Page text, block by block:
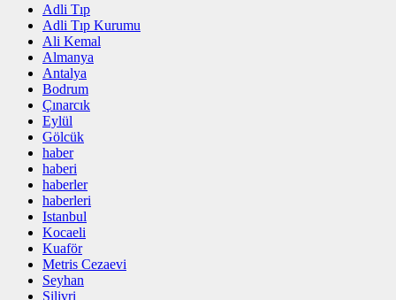
Adli Tıp
Adli Tıp Kurumu
Ali Kemal
Almanya
Antalya
Bodrum
Çınarcık
Eylül
Gölcük
haber
haberi
haberler
haberleri
Istanbul
Kocaeli
Kuaför
Metris Cezaevi
Seyhan
Silivri